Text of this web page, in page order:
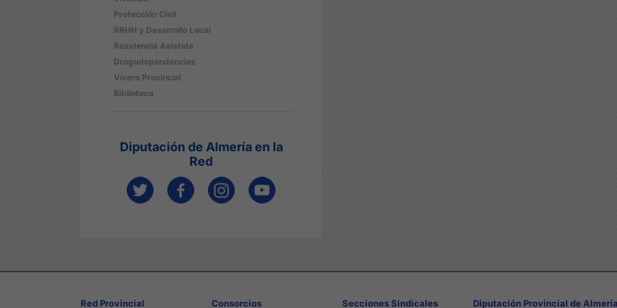
Protección Civil
RRHH y Desarrollo Local
Residencia Asistida
Drogodependencias
Vivero Provincial
Biblioteca
Diputación de Almería en la
Red
Red Provincial Consorcios Secciones Sindicales Diputación Provincial de